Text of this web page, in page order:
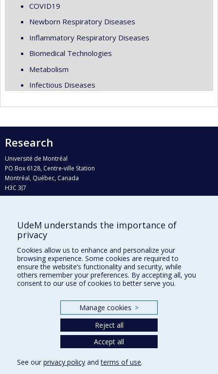
COVID19
Newborn Respiratory Diseases
Inflammatory Respiratory Diseases
Biomedical Technologies
Metabolism
Infectious Diseases
Research
Université de Montréal
PO Box 6128, Centre-ville Station
Montréal, Québec, Canada
H3C 3J7
Who does what?
Find us
Site map
Accessibility
UdeM understands the importance of
privacy
Cookies allow us to enhance and personalize your
browsing experience. Some cookies are required to
ensure the website’s functionality and security, while
others remember your preferences. By accepting all, you
consent to our use of cookies to better serve you.
Manage cookies >
Reject all
Accept all
See our privacy policy andterms of use.